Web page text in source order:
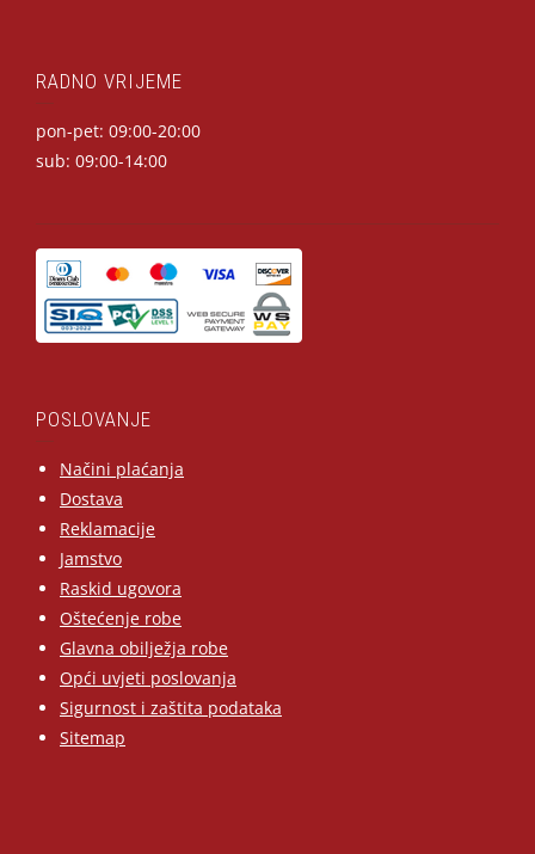
RADNO VRIJEME
pon-pet: 09:00-20:00
sub: 09:00-14:00
POSLOVANJE
Načini plaćanja
Dostava
Reklamacije
Jamstvo
Raskid ugovora
Oštećenje robe
Glavna obilježja robe
Opći uvjeti poslovanja
Sigurnost i zaštita podataka
Sitemap